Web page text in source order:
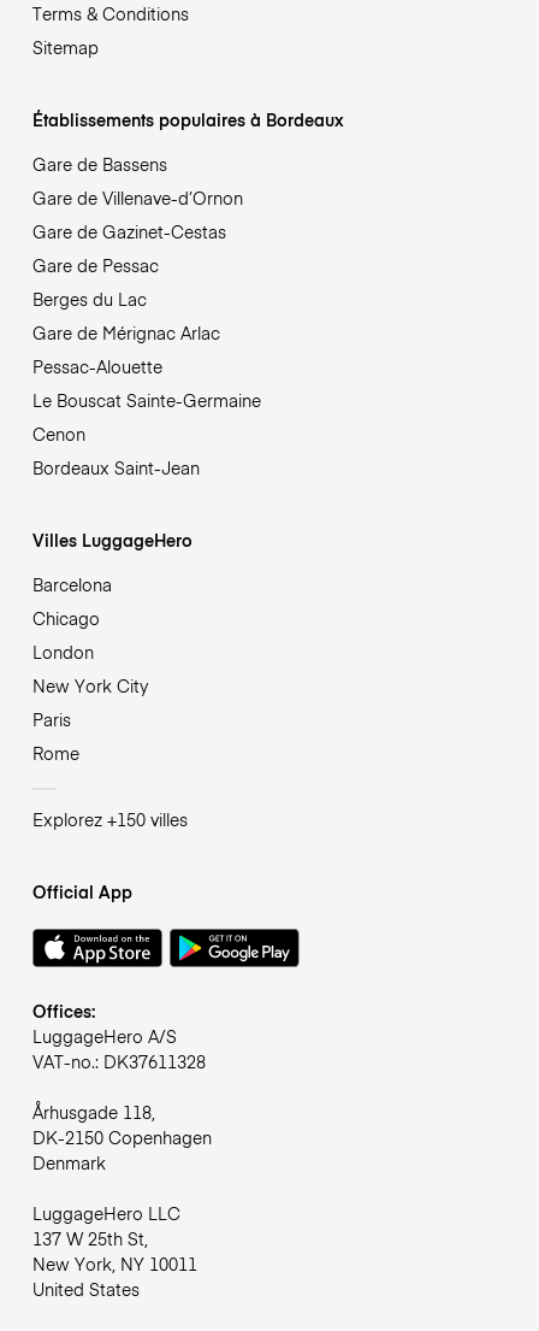
Terms & Conditions
Sitemap
Établissements populaires à Bordeaux
Gare de Bassens
Gare de Villenave-d’Ornon
Gare de Gazinet-Cestas
Gare de Pessac
Berges du Lac
Gare de Mérignac Arlac
Pessac-Alouette
Le Bouscat Sainte-Germaine
Cenon
Bordeaux Saint-Jean
Villes LuggageHero
Barcelona
Chicago
London
New York City
Paris
Rome
Explorez +150 villes
Official App
Offices:
LuggageHero A/S
VAT-no.: DK37611328
Århusgade 118,
DK-2150 Copenhagen
Denmark
LuggageHero LLC
137 W 25th St,
New York, NY 10011
United States